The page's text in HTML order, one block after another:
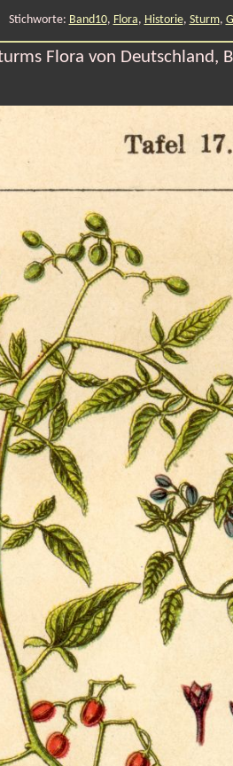
Stichworte: Band10, Flora, Historie, Sturm,
Flora von Deutschland,